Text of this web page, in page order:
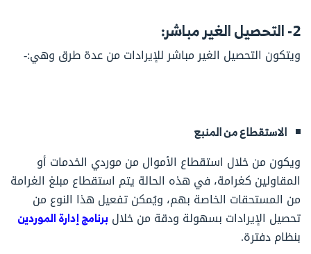
2- التحصيل الغير مباشر:
ويتكون التحصيل الغير مباشر للإيرادات من عدة طرق وهي:-
الاستقطاع من المنبع
ويكون من خلال استقطاع الأموال من موردي الخدمات أو
المقاولين كغرامة، في هذه الحالة يتم استقطاع مبلغ الغرامة
من المستحقات الخاصة بهم، ويُمكن تفعيل هذا النوع من
تحصيل الإيرادات بسهولة ودقة من خلال برنامج إدارة الموردين
بنظام دفترة.